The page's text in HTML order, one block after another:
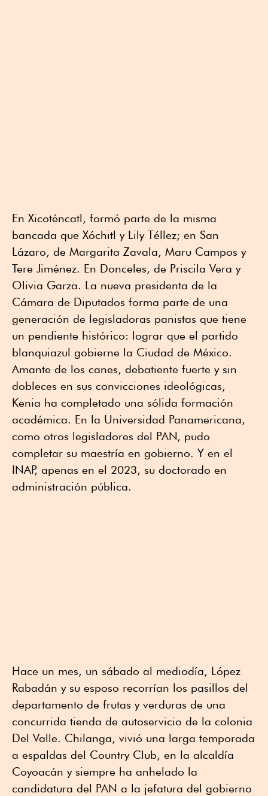
En Xicoténcatl, formó parte de la misma
bancada que Xóchitl y Lily Téllez; en San
Lázaro, de Margarita Zavala, Maru Campos y
Tere Jiménez. En Donceles, de Priscila Vera y
Olivia Garza. La nueva presidenta de la
Cámara de Diputados forma parte de una
generación de legisladoras panistas que tiene
un pendiente histórico: lograr que el partido
blanquiazul gobierne la Ciudad de México.
Amante de los canes, debatiente fuerte y sin
dobleces en sus convicciones ideológicas,
Kenia ha completado una sólida formación
académica. En la Universidad Panamericana,
como otros legisladores del PAN, pudo
completar su maestría en gobierno. Y en el
INAP, apenas en el 2023, su doctorado en
administración pública.
Hace un mes, un sábado al mediodía, López
Rabadán y su esposo recorrían los pasillos del
departamento de frutas y verduras de una
concurrida tienda de autoservicio de la colonia
Del Valle. Chilanga, vivió una larga temporada
a espaldas del Country Club, en la alcaldía
Coyoacán y siempre ha anhelado la
candidatura del PAN a la jefatura del gobierno